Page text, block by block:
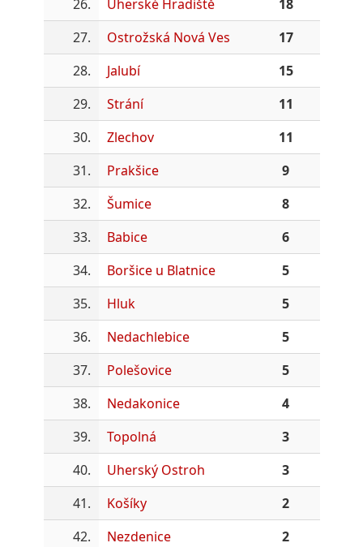
26. Uherské Hradiště
18
27.
Ostrožská Nová Ves
17
28.
Jalubí
15
29.
Strání
11
30.
Zlechov
11
31.
Prakšice
9
32.
Šumice
8
33.
Babice
6
34.
Boršice u Blatnice
5
35.
Hluk
5
36.
Nedachlebice
5
37.
Polešovice
5
38.
Nedakonice
4
39.
Topolná
3
40.
Uherský Ostroh
3
41.
Košíky
2
42.
Nezdenice
2